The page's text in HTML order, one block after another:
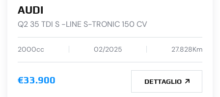
AUDI
Q2 35 TDI S -LINE S-TRONIC 150 CV
2000cc 02/2025 27.828Km
€33.900 DETTAGLIO